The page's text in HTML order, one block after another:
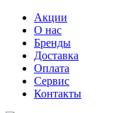
Акции
О нас
Бренды
Доставка
Оплата
Сервис
Контакты